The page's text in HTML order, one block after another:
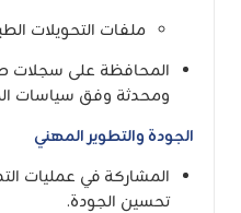
ملفات التحويلات
المحافظة على سجلات
ومحدثة وفق سياسات
الجودة والتطوير المهني
المشاركة في عمليات
تحسين الجودة.